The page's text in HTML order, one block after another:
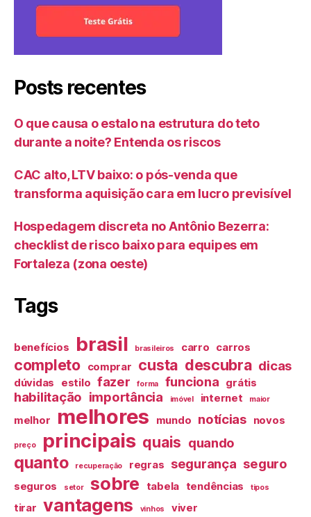
Posts recentes
O que causa o estalo na estrutura do teto
durante a noite? Entenda os riscos
CAC alto, LTV baixo: o pós-venda que
transforma aquisição cara em lucro previsível
Hospedagem discreta no Antônio Bezerra:
checklist de risco baixo para equipes em
Fortaleza (zona oeste)
Tags
benefícios brasil brasileiros carro carros
completo comprar custa descubra dicas
dúvidas estilo fazer forma funciona grátis
habilitação importância imóvel internet maior
melhor melhores mundo notícias novos
preço principais quais quando
quanto recuperação regras segurança seguro
seguros setor sobre tabela tendências tipos
tirar vantagens vinhos viver